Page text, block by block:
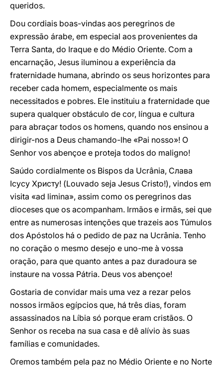
queridos.
Dou cordiais boas-vindas aos peregrinos de
expressão árabe, em especial aos provenientes da
Terra Santa, do Iraque e do Médio Oriente. Com a
encarnação, Jesus iluminou a experiência da
fraternidade humana, abrindo os seus horizontes para
receber cada homem, especialmente os mais
necessitados e pobres. Ele instituiu a fraternidade que
supera qualquer obstáculo de cor, língua e cultura
para abraçar todos os homens, quando nos ensinou a
dirigir-nos a Deus chamando-lhe «Pai nosso»! O
Senhor vos abençoe e proteja todos do maligno!
Saúdo cordialmente os Bispos da Ucrânia, Слава
Ісусу Христу! (Louvado seja Jesus Cristo!), vindos em
visita «ad limina», assim como os peregrinos das
dioceses que os acompanham. Irmãos e irmãs, sei que
entre as numerosas intenções que trazeis aos Túmulos
dos Apóstolos há o pedido de paz na Ucrânia. Tenho
no coração o mesmo desejo e uno-me à vossa
oração, para que quanto antes a paz duradoura se
instaure na vossa Pátria. Deus vos abençoe!
Gostaria de convidar mais uma vez a rezar pelos
nossos irmãos egípcios que, há três dias, foram
assassinados na Líbia só porque eram cristãos. O
Senhor os receba na sua casa e dê alívio às suas
famílias e comunidades.
Oremos também pela paz no Médio Oriente e no Norte